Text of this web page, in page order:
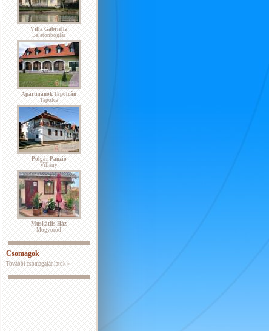
Villa Gabriella
Balatonboglár
Apartmanok Tapolcán
Tapolca
Polgár Panzió
Villány
Muskátlis Ház
Mogyoród
Csomagok
További csomagajánlatok »